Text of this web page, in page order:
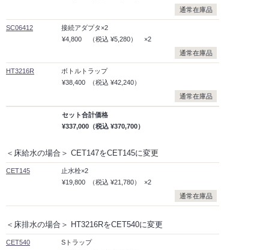
通常在庫品
SC06412
接続アダプタ×2
¥4,800
（税込 ¥5,280）
×2
通常在庫品
HT3216R
ボトルトラップ
¥38,400
（税込 ¥42,240）
通常在庫品
セット合計価格
¥337,000 （税込 ¥370,700）
＜床給水の場合＞ CET147をCET145に変更
CET145
止水栓×2
¥19,800
（税込 ¥21,780）
×2
通常在庫品
＜床排水の場合＞ HT3216RをCET540に変更
CET540
Sトラップ